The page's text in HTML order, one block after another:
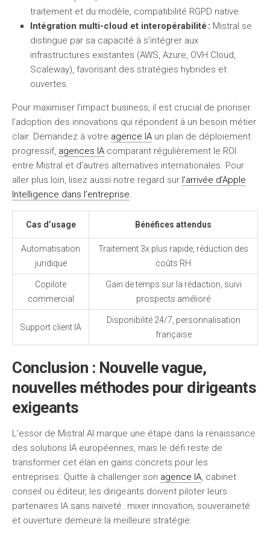
traitement et du modèle, compatibilité RGPD native.
Intégration multi-cloud et interopérabilité : Mistral se
distingue par sa capacité à s’intégrer aux
infrastructures existantes (AWS, Azure, OVH Cloud,
Scaleway), favorisant des stratégies hybrides et
ouvertes.
Pour maximiser l’impact business, il est crucial de prioriser
l’adoption des innovations qui répondent à un besoin métier
clair. Demandez à votre agence IA un plan de déploiement
progressif, agences IA comparant régulièrement le ROI
entre Mistral et d’autres alternatives internationales. Pour
aller plus loin, lisez aussi notre regard sur l’arrivée d’Apple
Intelligence dans l’entreprise.
Cas d’usage Bénéfices attendus
Automatisation
juridique
Traitement 3x plus rapide, réduction des
coûts RH
Copilote
commercial
Gain de temps sur la rédaction, suivi
prospects amélioré
Support client IA
Disponibilité 24/7, personnalisation
française
Conclusion : Nouvelle vague,
nouvelles méthodes pour dirigeants
exigeants
L’essor de Mistral AI marque une étape dans la renaissance
des solutions IA européennes, mais le défi reste de
transformer cet élan en gains concrets pour les
entreprises. Quitte à challenger son agence IA, cabinet
conseil ou éditeur, les dirigeants doivent piloter leurs
partenaires IA sans naïveté : mixer innovation, souveraineté
et ouverture demeure la meilleure stratégie.